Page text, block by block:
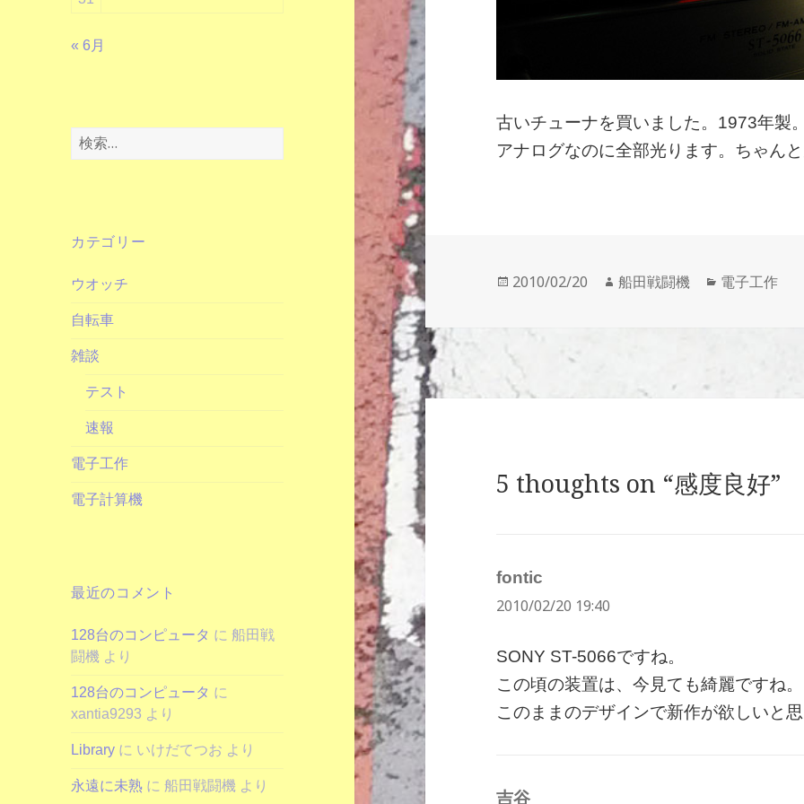
« 6月
検
索:
カテゴリー
ウオッチ
自転車
雑談
テスト
速報
電子工作
電子計算機
最近のコメント
128台のコンピュータ に船田戦
闘機 より
128台のコンピュータ に
xantia9293 より
Library に いけだてつお より
永遠に未熟 に船田戦闘機 より
古いチューナを買いました。1973年製
アナログなのに全部光ります。ちゃん
投
2010/02/20
作
船田戦闘機
カ
電子工作
5 thoughts on “感度良好”
fontic
り:
2010/02/20 19:40
SONY ST-5066ですね。
この頃の装置は、今見ても綺麗ですね。
このままのデザインで新作が欲しいと
吉谷